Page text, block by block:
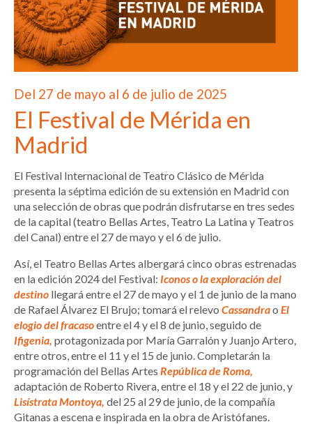
Del 27 de mayo al 6 de julio de 2025
El Festival de Mérida en
Madrid
El Festival Internacional de Teatro Clásico de Mérida
presenta la séptima edición de su extensión en Madrid con
una selección de obras que podrán disfrutarse en tres sedes
de la capital (teatro Bellas Artes, Teatro La Latina y Teatros
del Canal) entre el 27 de mayo y el 6 de julio.
Así, el Teatro Bellas Artes albergará cinco obras estrenadas
en la edición 2024 del Festival: Iconos o la exploración del
destino llegará entre el 27 de mayo y el 1 de junio de la mano
de Rafael Álvarez El Brujo; tomará el relevo Cassandrao El
elogio del fracasoentre el 4 y el 8 de junio, seguido de
Ifigenia, protagonizada por María Garralón y Juanjo Artero,
entre otros, entre el 11 y el 15 de junio. Completarán la
programación del Bellas Artes República de Roma,
adaptación de Roberto Rivera, entre el 18 y el 22 de junio, y
Lisístrata Montoya, del 25 al 29 de junio, de la compañía
Gitanas a escena e inspirada en la obra de Aristófanes.